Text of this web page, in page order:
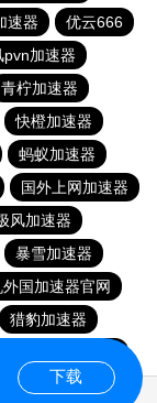
速器
优云666
pvn加速器
青柠加速器
快橙加速器
蚂蚁加速器
国外上网加速器
风加速器
暴雪加速器
国加速器官网
猎豹加速器
下载